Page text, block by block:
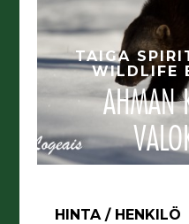
TAIGA
WILDLIFE
AHMAN
HINTA / HENKILÖ